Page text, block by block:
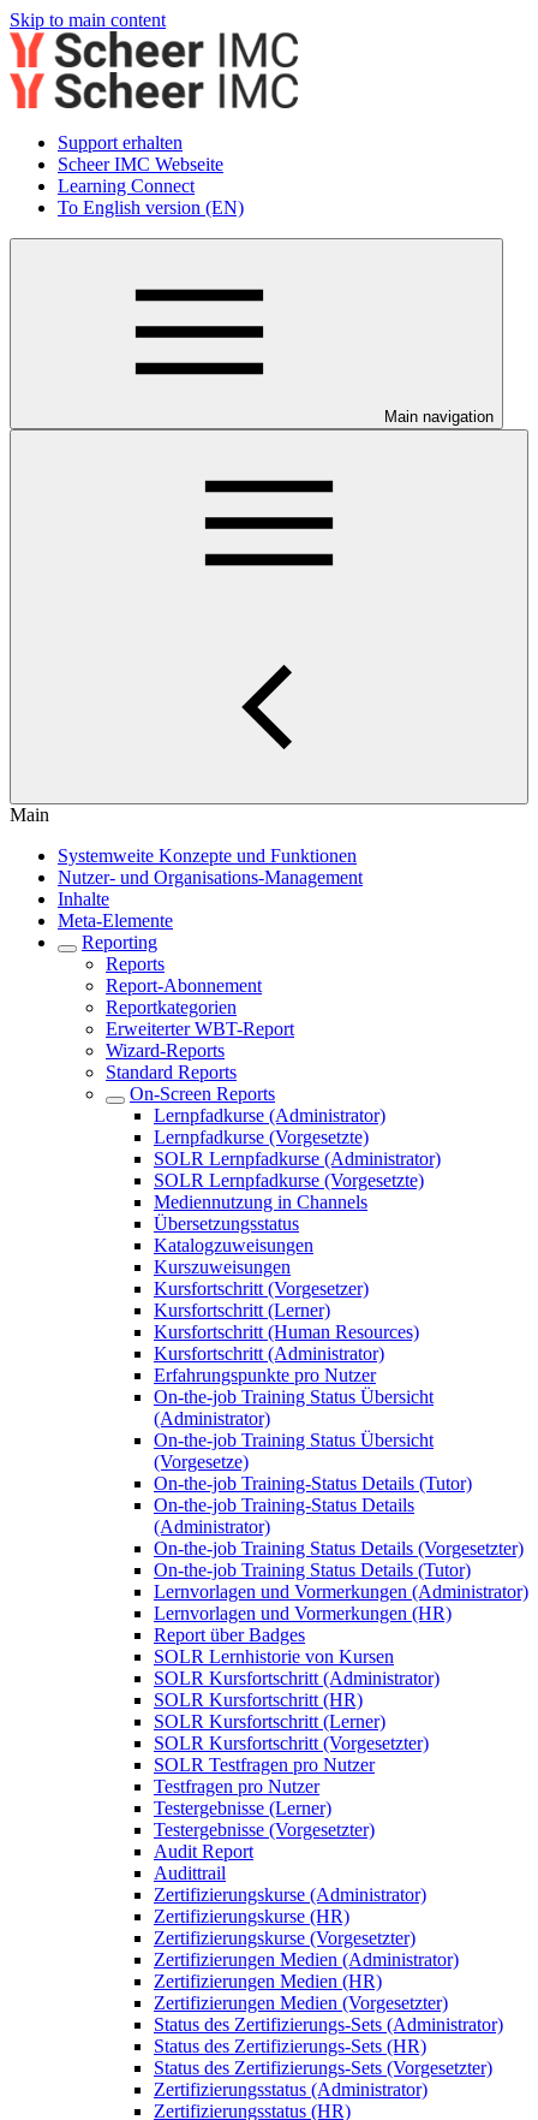
Skip to main content
Support erhalten
Scheer IMC Webseite
Learning Connect
To English version (EN)
Main navigation
Main
Systemweite Konzepte und Funktionen
Nutzer- und Organisations-Management
Inhalte
Meta-Elemente
Reporting
Reports
Report-Abonnement
Reportkategorien
Erweiterter WBT-Report
Wizard-Reports
Standard Reports
On-Screen Reports
Lernpfadkurse (Administrator)
Lernpfadkurse (Vorgesetzte)
SOLR Lernpfadkurse (Administrator)
SOLR Lernpfadkurse (Vorgesetzte)
Mediennutzung in Channels
Übersetzungsstatus
Katalogzuweisungen
Kurszuweisungen
Kursfortschritt (Vorgesetzer)
Kursfortschritt (Lerner)
Kursfortschritt (Human Resources)
Kursfortschritt (Administrator)
Erfahrungspunkte pro Nutzer
On-the-job Training Status Übersicht
(Administrator)
On-the-job Training Status Übersicht
(Vorgesetze)
On-the-job Training-Status Details (Tutor)
On-the-job Training-Status Details
(Administrator)
On-the-job Training Status Details (Vorgesetzter)
On-the-job Training Status Details (Tutor)
Lernvorlagen und Vormerkungen (Administrator)
Lernvorlagen und Vormerkungen (HR)
Report über Badges
SOLR Lernhistorie von Kursen
SOLR Kursfortschritt (Administrator)
SOLR Kursfortschritt (HR)
SOLR Kursfortschritt (Lerner)
SOLR Kursfortschritt (Vorgesetzter)
SOLR Testfragen pro Nutzer
Testfragen pro Nutzer
Testergebnisse (Lerner)
Testergebnisse (Vorgesetzter)
Audit Report
Audittrail
Zertifizierungskurse (Administrator)
Zertifizierungskurse (HR)
Zertifizierungskurse (Vorgesetzter)
Zertifizierungen Medien (Administrator)
Zertifizierungen Medien (HR)
Zertifizierungen Medien (Vorgesetzter)
Status des Zertifizierungs-Sets (Administrator)
Status des Zertifizierungs-Sets (HR)
Status des Zertifizierungs-Sets (Vorgesetzter)
Zertifizierungsstatus (Administrator)
Zertifizierungsstatus (HR)